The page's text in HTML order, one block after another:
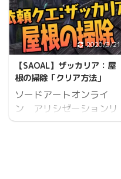
動画で魔獣ルート マウニ
ドの大道：竜尾の鞭/極
硬雷鳴角の先端 遠距離攻
撃をガードできれば弓な
ら倒しやすいです 全体
MAP ...
す。 まぐろ 簡単なよう
で簡単じゃない・・・ 屋
根への登り方 前回と同じ
で風の神聖術を使ってか
らの屋根登りになりま
す。 動画では失敗してま
すがどのポイントへ飛ぶ
かわかれば簡単だと思い
2020/8/21
【SAOAL】ザッカリア：屋
根の掃除「クリア方法」
ソードアートオンライ
ン アリシゼーションリ
コリスの依頼クエスト